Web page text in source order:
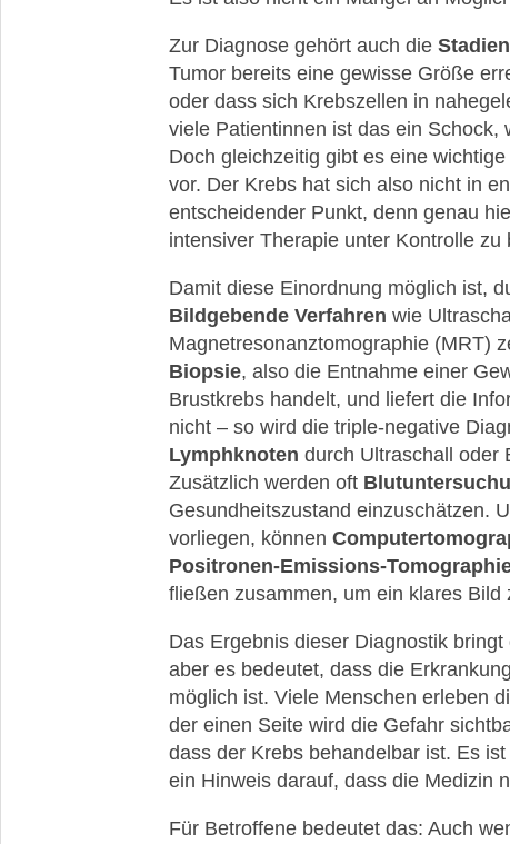
Zur Diagnose gehört auch die
Tumor bereits eine gewisse Größe
oder dass sich Krebszellen in
viele Patientinnen ist das ein
Doch gleichzeitig gibt es eine
vor. Der Krebs hat sich also nicht in
entscheidender Punkt, denn genau
intensiver Therapie unter Kontrolle zu
Damit diese Einordnung möglich ist,
Bildgebende Verfahren wie
Magnetresonanztomographie (MRT)
Biopsie, also die Entnahme einer
Brustkrebs handelt, und liefert die
nicht – so wird die triple-negative
Lymphknoten durch Ultraschall oder
Zusätzlich werden oft
Gesundheitszustand einzuschätzen.
vorliegen, können
Positronen-Emissions-
fließen zusammen, um ein klares Bild
Das Ergebnis dieser Diagnostik
aber es bedeutet, dass die
möglich ist. Viele Menschen erleben
der einen Seite wird die Gefahr
dass der Krebs behandelbar ist. Es
ein Hinweis darauf, dass die Medizin
Für Betroffene bedeutet das: Auch